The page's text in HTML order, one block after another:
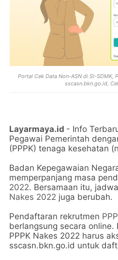
Portal Cek Data Non-ASN di SI-SDMK,
sscasn.bkn.go.id,
Layarmaya.id - Info
Pegawai Pemerintah
(PPPK) tenaga kesehatan
Badan Kepegawaian
memperpanjang masa
2022. Bersamaan itu,
Nakes 2022 juga berubah.
Pendaftaran rekrutmen
berlangsung secara online.
PPPK Nakes 2022 harus
sscasn.bkn.go.id untuk